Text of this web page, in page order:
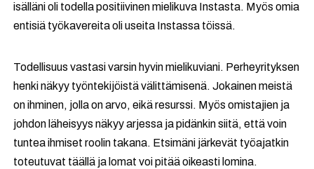
isälläni oli todella positiivinen mielikuva Instasta. Myös omia
entisiä työkavereita oli useita Instassa töissä.
Todellisuus vastasi varsin hyvin mielikuviani. Perheyrityksen
henki näkyy työntekijöistä välittämisenä. Jokainen meistä
on ihminen, jolla on arvo, eikä resurssi. Myös omistajien ja
johdon läheisyys näkyy arjessa ja pidänkin siitä, että voin
tuntea ihmiset roolin takana. Etsimäni järkevät työajatkin
toteutuvat täällä ja lomat voi pitää oikeasti lomina.